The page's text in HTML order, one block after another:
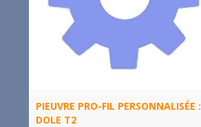
PIEUVRE PRO-FIL PERSONNALISÉE :
DOLE T2